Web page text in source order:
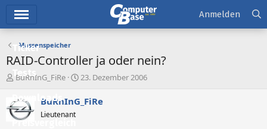
Ticker
Tests
Downloads
Preisvergleich
Anmelden
Massenspeicher
RAID-Controller ja oder nein?
E
s
t
e
BuRnInG_FiRe
E
t
23. Dezember 2006
BuRnInG_FiRe
Lieutenant